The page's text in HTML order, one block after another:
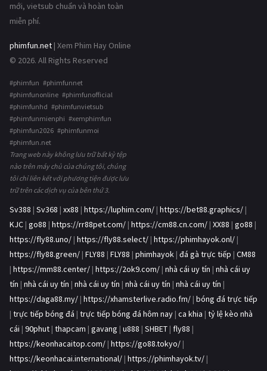
mới, vietsub chuẩn và hoàn toàn
miễn phí.
phimfun.net | Xem Phim Hay Online
© 2026. All Rights Reserved
#phimfun #phimfunnet
#phimfunonline #phimfunofficial
#phimfunhd #phimfunvietsub
#phimfunmienphi #xemphimfun
#phimfun2026 #phimfunmoi
#phimfun.net
Trang web này không lưu trữ bất kỳ tệp
nào trên máy chủ của chúng tôi, chúng
tôi chỉ liên kết với phương tiện được lưu
trữ trên các dịch vụ của bên thứ 3.
Sv388 | Sv368 | xx88 | https://luphim.com/ | https://bet88.graphics/ |
KJC | go88 | https://rr88pet.com/ | https://cm88.cn.com/ | XX88 | go88 |
https://fly88.uno/ | https://fly88.select/ | https://phimhayok.onl/ |
https://fly88.green/ | FLY88 | FLY88 | phimhayok | đá gà trực tiếp | CM88
| https://mm88.center/ | https://2ok9.com/ | nhà cái uy tín | nhà cái uy
tín | nhà cái uy tín | nhà cái uy tín | nhà cái uy tín | nhà cái uy tín |
https://daga88.my/ | https://xhamsterlive.radio.fm/ | bóng đá trực tiếp
| trực tiếp bóng đá | trực tiếp bóng đá hôm nay | ca khia | tỷ lệ kèo nhà
cái | 90phut | thapcam | gavang | u888 | SHBET | fly88 |
https://keonhacaitop.com/ | https://go88.tokyo/ |
https://keonhacai.international/ | https://phimhayok.tv/ |